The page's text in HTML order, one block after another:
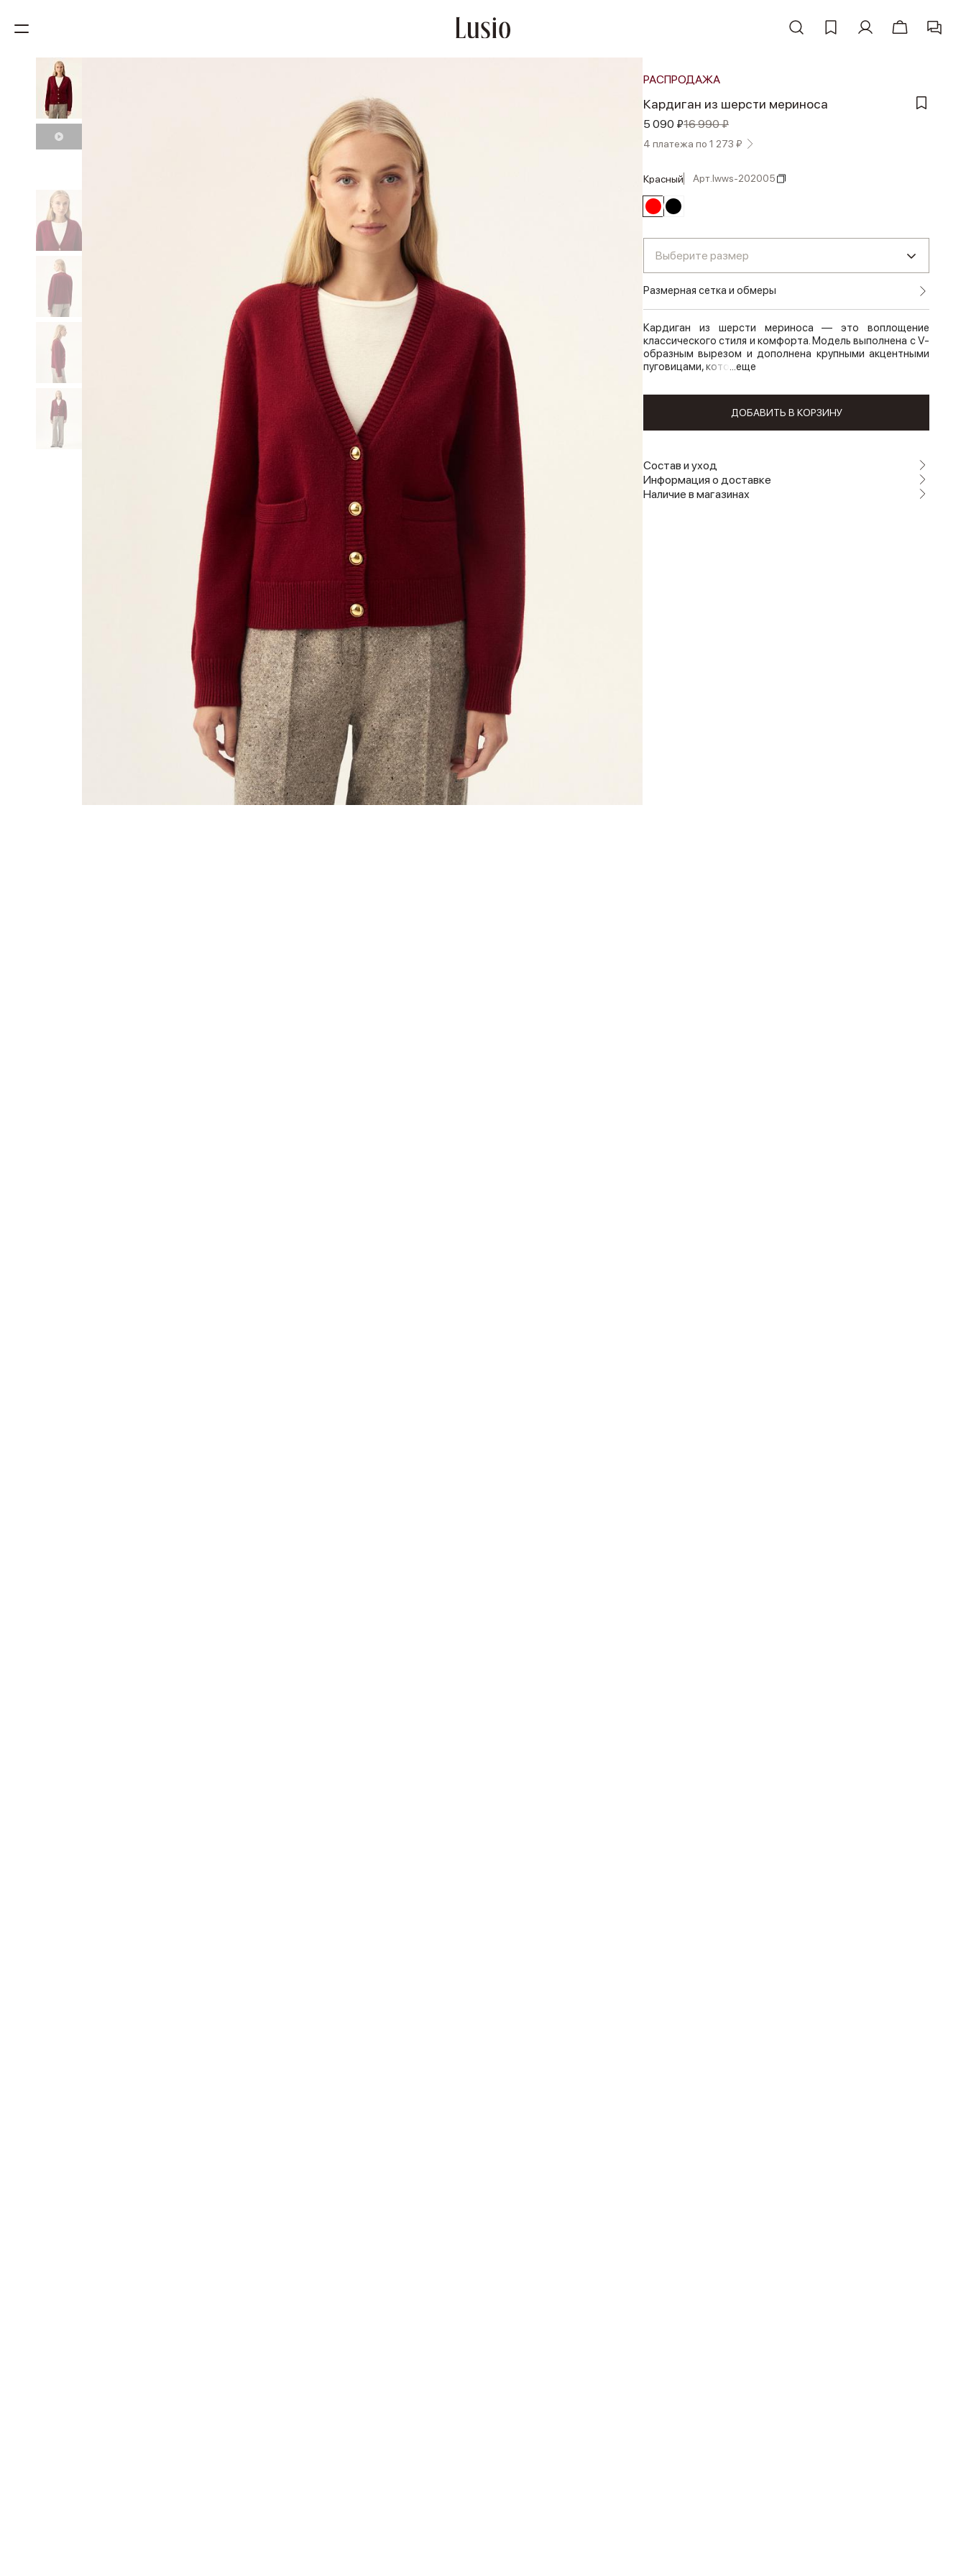
РАСПРОДАЖА
Кардиган из шерсти мериноса
5 090 ₽16 990 ₽
4 платежа по 1 273 ₽
красный Арт.lwws-202005
Выберите размер
Размерная сетка и обмеры
Кардиган из шерсти мериноса — это воплощение
классического стиля и комфорта. Модель выполнена с V-
образным вырезом и дополнена крупными акцентными
пуговицами, кото ...еще
ДОБАВИТЬ В КОРЗИНУ
Состав и уход
Информация о доставке
Наличие в магазинах